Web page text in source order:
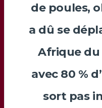
de poules,
a dû se
Afrique du
avec 80 %
sort pas